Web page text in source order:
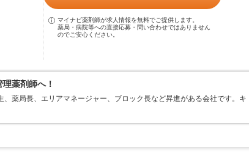
マイナビ薬剤師が求人情報を無料でご提供します。
薬局・病院等への直接応募・問い合わせではありません
のでご安心ください。
薬剤師へ！
薬局長、エリアマネージャー、ブロック長など昇進がある会社です。キ